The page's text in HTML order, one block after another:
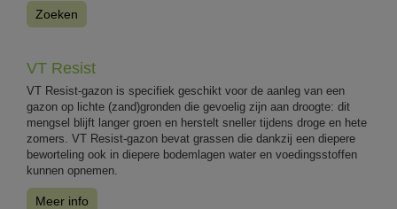
Zoeken
VT Resist
VT Resist-gazon is specifiek geschikt voor de aanleg van een
gazon op lichte (zand)gronden die gevoelig zijn aan droogte: dit
mengsel blijft langer groen en herstelt sneller tijdens droge en hete
zomers. VT Resist-gazon bevat grassen die dankzij een diepere
beworteling ook in diepere bodemlagen water en voedingsstoffen
kunnen opnemen.
Meer info